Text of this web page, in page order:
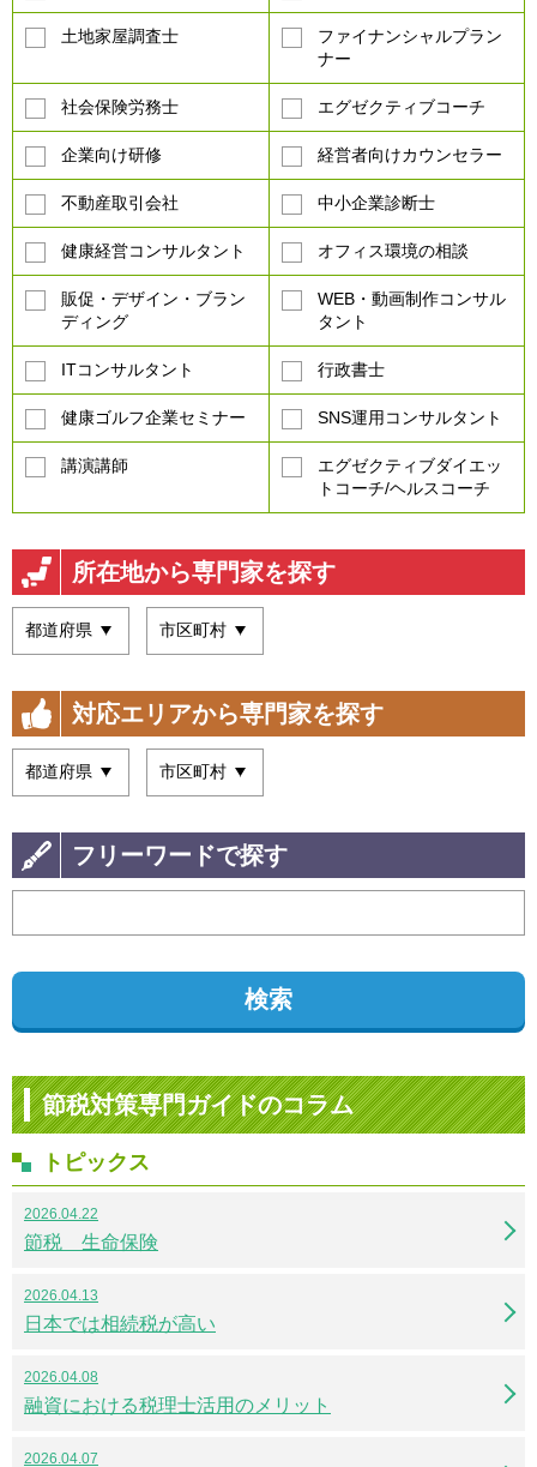
土地家屋調査士
ファイナンシャルプラン
ナー
社会保険労務士 エグゼクティブコーチ
企業向け研修 経営者向けカウンセラー
不動産取引会社 中小企業診断士
健康経営コンサルタント オフィス環境の相談
販促・デザイン・ブラン
ディング
WEB・動画制作コンサル
タント
ITコンサルタント 行政書士
健康ゴルフ企業セミナー SNS運用コンサルタント
講演講師
エグゼクティブダイエッ
トコーチ/ヘルスコーチ
所在地から専門家を探す
対応エリアから専門家を探す
フリーワードで探す
検索
節税対策専門ガイドのコラム
トピックス
2026.04.22
節税 生命保険
2026.04.13
日本では相続税が高い
2026.04.08
融資における税理士活用のメリット
2026.04.07